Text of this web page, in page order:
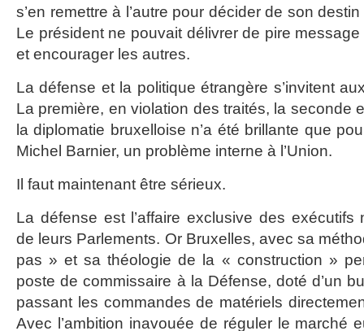
s’en remettre à l’autre pour décider de son
Le président ne pouvait délivrer de pire
et encourager les autres.
La défense et la politique étrangère s’invitent
La première, en violation des traités, la seconde
la diplomatie bruxelloise n’a été brillante que
Michel Barnier, un problème interne à l’Union.
Il faut maintenant être sérieux.
La défense est l’affaire exclusive des exécutifs
de leurs Parlements. Or Bruxelles, avec sa
pas » et sa théologie de la « construction »
poste de commissaire à la Défense, doté d’un
passant les commandes de matériels
Avec l’ambition inavouée de réguler le marché